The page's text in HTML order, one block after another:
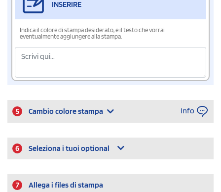
INSERIRE
Indica il colore di stampa desiderato, e il testo che vorrai
eventualmente aggiungere alla stampa.
5 Cambio colore stampa Info
6 Seleziona i tuoi optional
7 Allega i files di stampa